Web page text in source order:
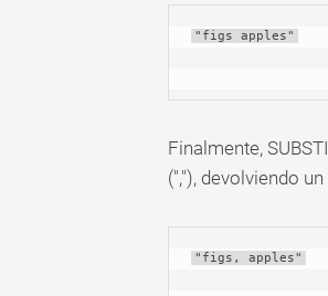
"figs apples"
Finalmente,
(","), devolviendo
"figs, apples"